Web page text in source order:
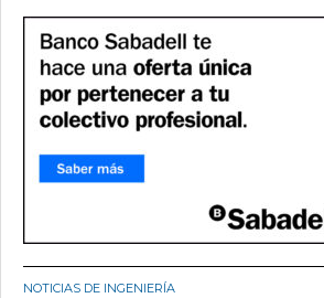
NOTICIAS DE INGENIERÍA